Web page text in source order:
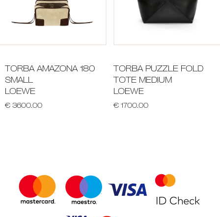
TORBA AMAZONA 180
SMALL
LOEWE
€ 3600.00
TORBA PUZZLE FOLD
TOTE MEDIUM
LOEWE
€ 1700.00